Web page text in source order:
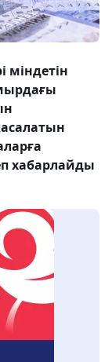
міндетін
хабарлайды